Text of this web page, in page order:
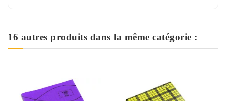
16 autres produits dans la même catégorie :